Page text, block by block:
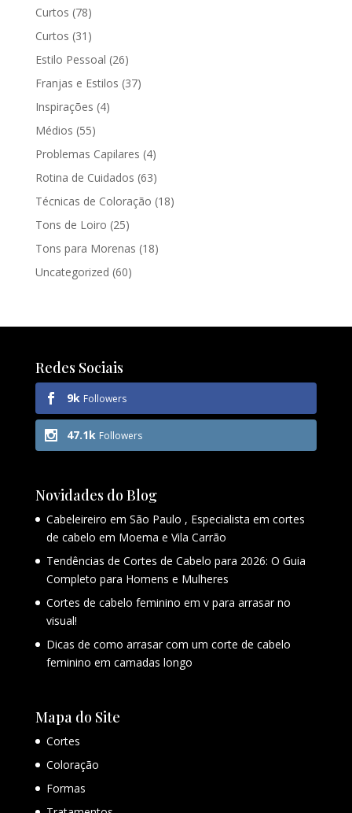
Curtos (78)
Curtos (31)
Estilo Pessoal (26)
Franjas e Estilos (37)
Inspirações (4)
Médios (55)
Problemas Capilares (4)
Rotina de Cuidados (63)
Técnicas de Coloração (18)
Tons de Loiro (25)
Tons para Morenas (18)
Uncategorized (60)
Redes Sociais
9k Followers
47.1k Followers
Novidades do Blog
Cabeleireiro em São Paulo , Especialista em cortes
de cabelo em Moema e Vila Carrão
Tendências de Cortes de Cabelo para 2026: O Guia
Completo para Homens e Mulheres
Cortes de cabelo feminino em v para arrasar no
visual!
Dicas de como arrasar com um corte de cabelo
feminino em camadas longo
Mapa do Site
Cortes
Coloração
Formas